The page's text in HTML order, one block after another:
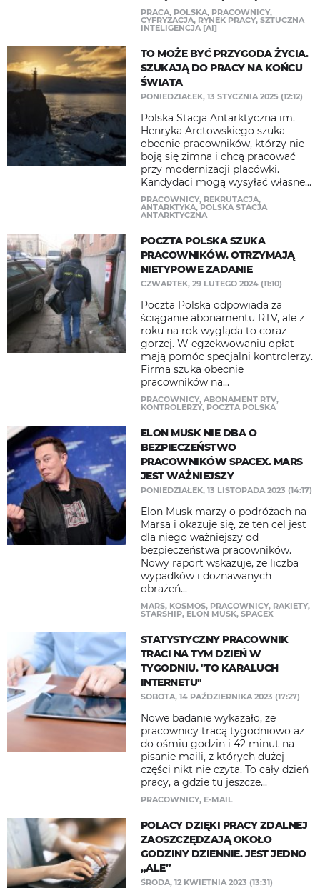
PRACA, POLSKA, PRACOWNICY,
CYFRYZACJA, RYNEK PRACY, SZTUCZNA
INTELIGENCJA [AI]
TO MOŻE BYĆ PRZYGODA ŻYCIA.
SZUKAJĄ DO PRACY NA KOŃCU
ŚWIATA
PONIEDZIAŁEK, 13 STYCZNIA 2025 (12:12)
Polska Stacja Antarktyczna im.
Henryka Arctowskiego szuka
obecnie pracowników, którzy nie
boją się zimna i chcą pracować
przy modernizacji placówki.
Kandydaci mogą wysyłać własne...
PRACOWNICY, REKRUTACJA,
ANTARKTYKA, POLSKA STACJA
ANTARKTYCZNA
POCZTA POLSKA SZUKA
PRACOWNIKÓW. OTRZYMAJĄ
NIETYPOWE ZADANIE
CZWARTEK, 29 LUTEGO 2024 (11:10)
Poczta Polska odpowiada za
ściąganie abonamentu RTV, ale z
roku na rok wygląda to coraz
gorzej. W egzekwowaniu opłat
mają pomóc specjalni kontrolerzy.
Firma szuka obecnie
pracowników na...
PRACOWNICY, ABONAMENT RTV,
KONTROLERZY, POCZTA POLSKA
ELON MUSK NIE DBA O
BEZPIECZEŃSTWO
PRACOWNIKÓW SPACEX. MARS
JEST WAŻNIEJSZY
PONIEDZIAŁEK, 13 LISTOPADA 2023 (14:17)
Elon Musk marzy o podróżach na
Marsa i okazuje się, że ten cel jest
dla niego ważniejszy od
bezpieczeństwa pracowników.
Nowy raport wskazuje, że liczba
wypadków i doznawanych
obrażeń...
MARS, KOSMOS, PRACOWNICY, RAKIETY,
STARSHIP, ELON MUSK, SPACEX
STATYSTYCZNY PRACOWNIK
TRACI NA TYM DZIEŃ W
TYGODNIU. "TO KARALUCH
INTERNETU"
SOBOTA, 14 PAŹDZIERNIKA 2023 (17:27)
Nowe badanie wykazało, że
pracownicy tracą tygodniowo aż
do ośmiu godzin i 42 minut na
pisanie maili, z których dużej
części nikt nie czyta. To cały dzień
pracy, a gdzie tu jeszcze...
PRACOWNICY, E-MAIL
POLACY DZIĘKI PRACY ZDALNEJ
ZAOSZCZĘDZAJĄ OKOŁO
GODZINY DZIENNIE. JEST JEDNO
„ALE”
ŚRODA, 12 KWIETNIA 2023 (13:31)